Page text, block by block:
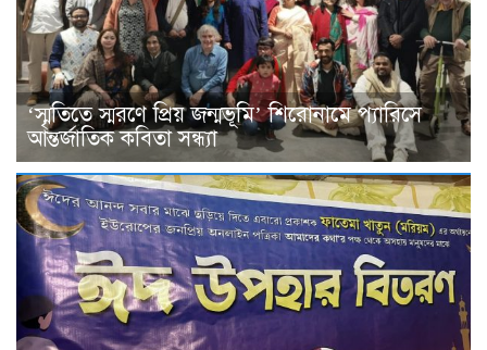
‘স্মৃতিতে স্মরণে প্রিয় জন্মভূমি’ শিরোনামে প্যারিসে
আন্তর্জাতিক কবিতা সন্ধ্যা